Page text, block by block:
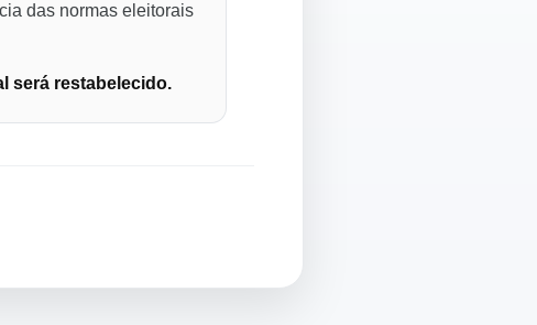
das normas eleitorais
será restabelecido.